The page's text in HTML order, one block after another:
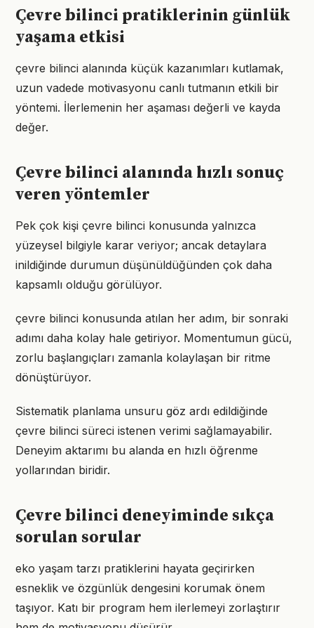
Çevre bilinci pratiklerinin günlük
yaşama etkisi
çevre bilinci alanında küçük kazanımları kutlamak,
uzun vadede motivasyonu canlı tutmanın etkili bir
yöntemi. İlerlemenin her aşaması değerli ve kayda
değer.
Çevre bilinci alanında hızlı sonuç
veren yöntemler
Pek çok kişi çevre bilinci konusunda yalnızca
yüzeysel bilgiyle karar veriyor; ancak detaylara
inildiğinde durumun düşünüldüğünden çok daha
kapsamlı olduğu görülüyor.
çevre bilinci konusunda atılan her adım, bir sonraki
adımı daha kolay hale getiriyor. Momentumun gücü,
zorlu başlangıçları zamanla kolaylaşan bir ritme
dönüştürüyor.
Sistematik planlama unsuru göz ardı edildiğinde
çevre bilinci süreci istenen verimi sağlamayabilir.
Deneyim aktarımı bu alanda en hızlı öğrenme
yollarından biridir.
Çevre bilinci deneyiminde sıkça
sorulan sorular
eko yaşam tarzı pratiklerini hayata geçirirken
esneklik ve özgünlük dengesini korumak önem
taşıyor. Katı bir program hem ilerlemeyi zorlaştırır